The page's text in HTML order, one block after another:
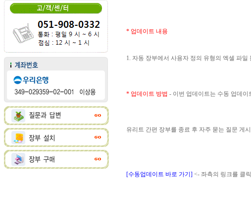
* 업데이트 내용
1. 자동 장부에서 사용자 정의 유형의 엑셀 파
* 업데이트 방법 - 이번 업데이트는 수동 업데이
유리트 간편 장부를 종료 후 자주 묻는 질문 게
[수동업데이트 바로 가기] <- 좌측의 링크를 클